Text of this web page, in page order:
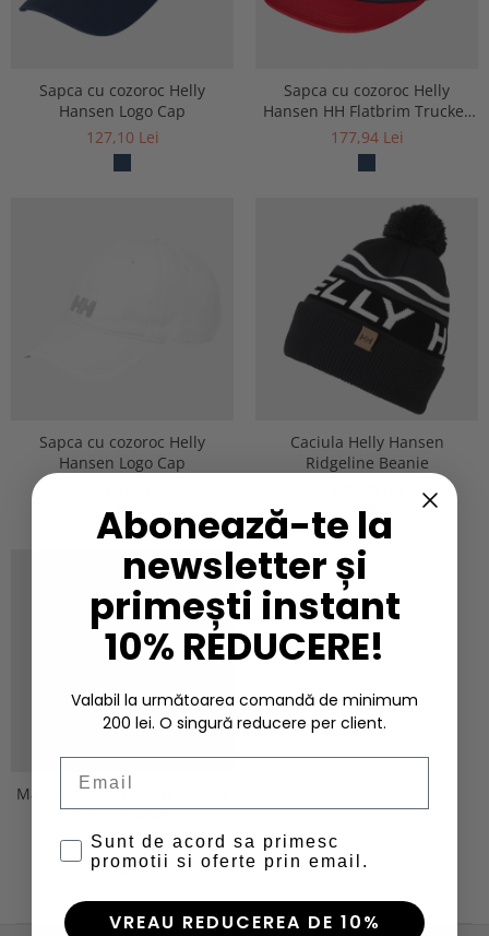
Sapca cu cozoroc Helly
Hansen Logo Cap
127,10 Lei
Sapca cu cozoroc Helly
Hansen HH Flatbrim Trucker
Cap
177,94 Lei
Sapca cu cozoroc Helly
Hansen Logo Cap
Caciula Helly Hansen
Ridgeline Beanie
Manusi Helly Hansen HH Lifa
Merino Glove
205,00 Lei
Abonează-te la
newsletter și
primești instant
10% REDUCERE!
Valabil la următoarea comandă de minimum
200 lei. O singură reducere per client.
Sunt de acord sa primesc
promotii si oferte prin email.
VREAU REDUCEREA DE 10%